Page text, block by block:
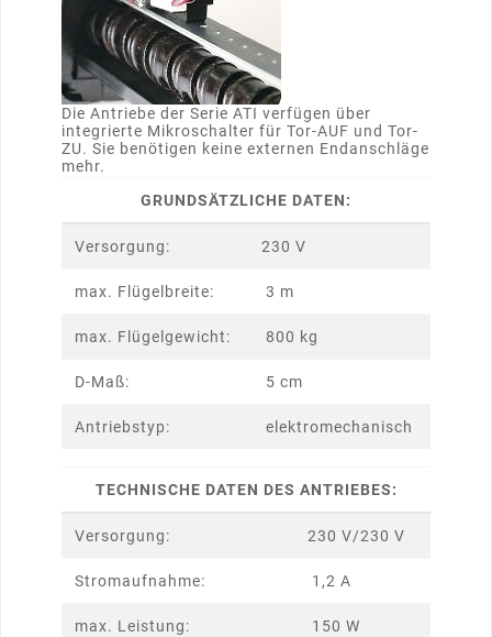
Die Antriebe der Serie ATI verfügen über
integrierte Mikroschalter für Tor-AUF und Tor-
ZU. Sie benötigen keine externen Endanschläge
mehr.
GRUNDSÄTZLICHE DATEN:
Versorgung: 230 V
max. Flügelbreite: 3 m
max. Flügelgewicht: 800 kg
D-Maß: 5 cm
Antriebstyp: elektromechanisch
TECHNISCHE DATEN DES ANTRIEBES:
Versorgung: 230 V/230 V
Stromaufnahme: 1,2 A
max. Leistung: 150 W